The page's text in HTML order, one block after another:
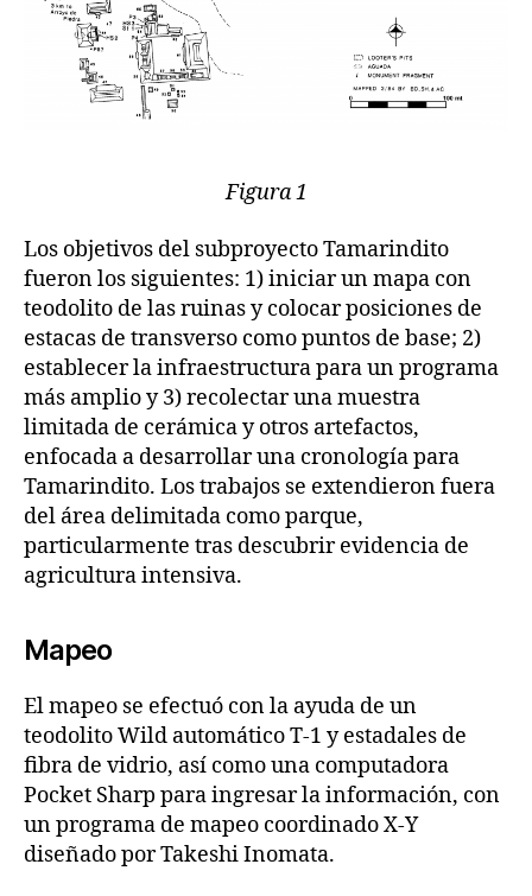
Figura 1
Los objetivos del subproyecto Tamarindito
fueron los siguientes: 1) iniciar un mapa con
teodolito de las ruinas y colocar posiciones de
estacas de transverso como puntos de base; 2)
establecer la infraestructura para un programa
más amplio y 3) recolectar una muestra
limitada de cerámica y otros artefactos,
enfocada a desarrollar una cronología para
Tamarindito. Los trabajos se extendieron fuera
del área delimitada como parque,
particularmente tras descubrir evidencia de
agricultura intensiva.
Mapeo
El mapeo se efectuó con la ayuda de un
teodolito Wild automático T‑1 y estadales de
fibra de vidrio, así como una computadora
Pocket Sharp para ingresar la información, con
un programa de mapeo coordinado X‑Y
diseñado por Takeshi Inomata.